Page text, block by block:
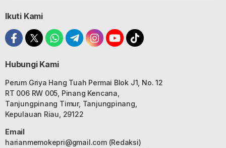
Ikuti Kami
Hubungi Kami
Perum Griya Hang Tuah Permai Blok J1, No. 12
RT 006 RW 005, Pinang Kencana,
Tanjungpinang Timur, Tanjungpinang,
Kepulauan Riau, 29122
Email
harianmemokepri@gmail.com(Redaksi)